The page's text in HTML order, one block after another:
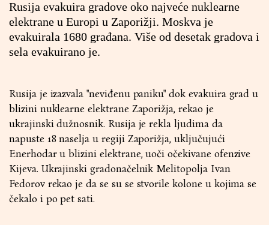
Rusija evakuira gradove oko najveće nuklearne
elektrane u Europi u Zaporižji. Moskva je
evakuirala 1680 građana. Više od desetak gradova i
sela evakuirano je.
Rusija je izazvala "neviđenu paniku" dok evakuira grad u
blizini nuklearne elektrane Zaporižja, rekao je
ukrajinski dužnosnik. Rusija je rekla ljudima da
napuste 18 naselja u regiji Zaporižja, uključujući
Enerhodar u blizini elektrane, uoči očekivane ofenzive
Kijeva. Ukrajinski gradonačelnik Melitopolja Ivan
Fedorov rekao je da se su se stvorile kolone u kojima se
čekalo i po pet sati.